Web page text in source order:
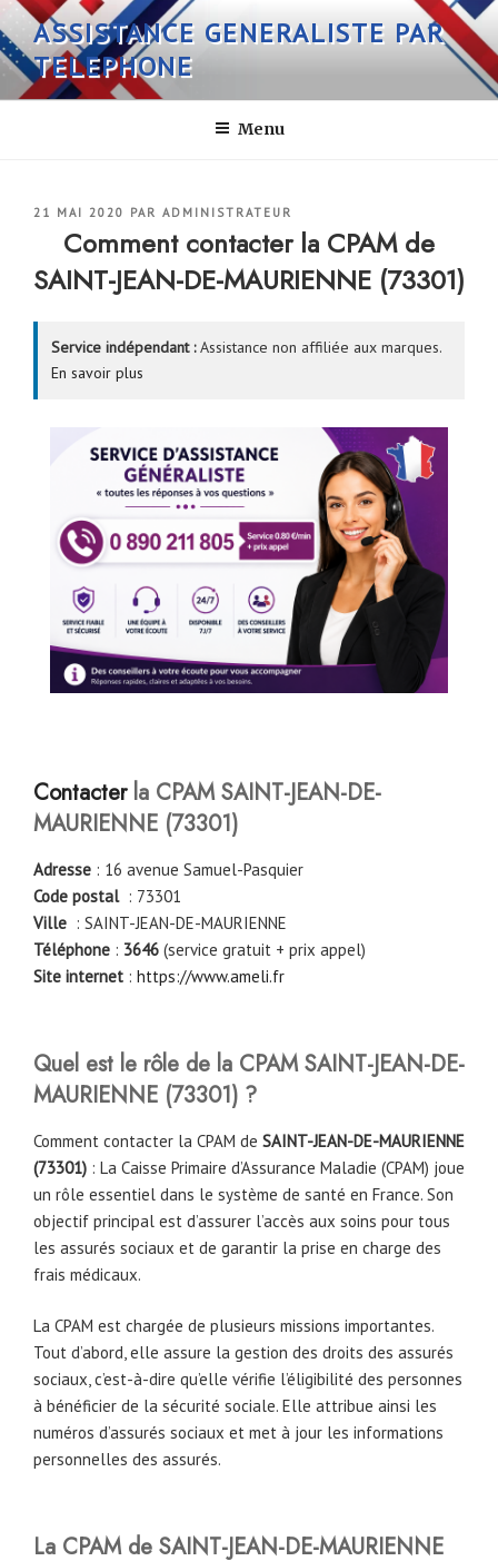
Aller
au
contenu
principal
ASSISTANCE GENERALISTE PAR
TELEPHONE
Menu
PUBLIÉ
21 MAI 2020 PAR ADMINISTRATEUR
Comment contacter la CPAM de
SAINT-JEAN-DE-MAURIENNE (73301)
Service indépendant :Assistance non affiliée aux marques.
En savoir plus
Contacterla CPAM SAINT-JEAN-DE-
MAURIENNE (73301)
Adresse : 16 avenue Samuel-Pasquier
Code postal: 73301
Ville : SAINT-JEAN-DE-MAURIENNE
Téléphone : 3646 (service gratuit + prix appel)
Site internet : https://www.ameli.fr
Quel est le rôle de la CPAM SAINT-JEAN-DE-
MAURIENNE (73301) ?
Comment contacter la CPAM de SAINT-JEAN-DE-MAURIENNE
(73301) : La Caisse Primaire d’Assurance Maladie (CPAM) joue
un rôle essentiel dans le système de santé en France. Son
objectif principal est d’assurer l’accès aux soins pour tous
les assurés sociaux et de garantir la prise en charge des
frais médicaux.
La CPAM est chargée de plusieurs missions importantes.
Tout d’abord, elle assure la gestion des droits des assurés
sociaux, c’est-à-dire qu’elle vérifie l’éligibilité des personnes
à bénéficier de la sécurité sociale. Elle attribue ainsi les
numéros d’assurés sociaux et met à jour les informations
personnelles des assurés.
La CPAM de SAINT-JEAN-DE-MAURIENNE